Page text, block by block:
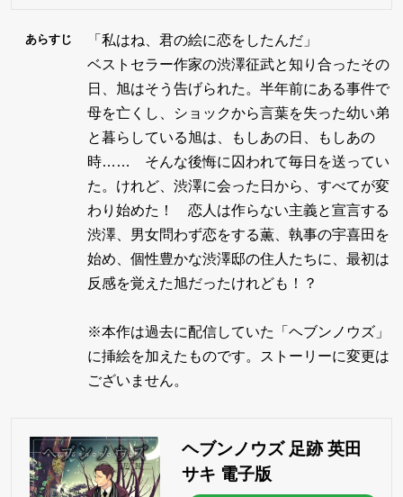
あらすじ
「私はね、君の絵に恋をしたんだ」
ベストセラー作家の渋澤征武と知り合ったその
日、旭はそう告げられた。半年前にある事件で
母を亡くし、ショックから言葉を失った幼い弟
と暮らしている旭は、もしあの日、もしあの
時…… そんな後悔に囚われて毎日を送ってい
た。けれど、渋澤に会った日から、すべてが変
わり始めた！ 恋人は作らない主義と宣言する
渋澤、男女問わず恋をする薫、執事の宇喜田を
始め、個性豊かな渋澤邸の住人たちに、最初は
反感を覚えた旭だったけれども！？
※本作は過去に配信していた「ヘブンノウズ」
に挿絵を加えたものです。ストーリーに変更は
ございません。
ヘブンノウズ 足跡 英田
サキ 電子版